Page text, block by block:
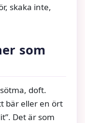
skaka inte,
som
doft.
bär eller en ört
Det är som